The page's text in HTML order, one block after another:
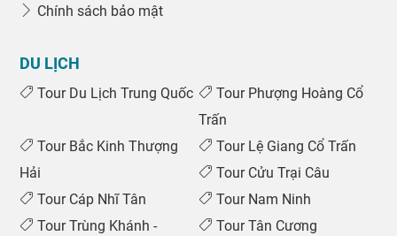
Chính sách bảo mật
DU LỊCH
Tour Du Lịch Trung Quốc
Tour Phượng Hoàng Cổ
Trấn
Tour Bắc Kinh Thượng
Hải
Tour Lệ Giang Cổ Trấn
Tour Cửu Trại Câu
Tour Cáp Nhĩ Tân
Tour Nam Ninh
Tour Trùng Khánh -
Tour Tân Cương